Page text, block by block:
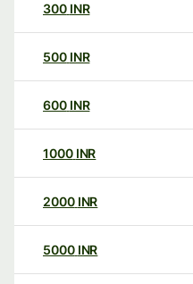
300 INR
500 INR
600 INR
1000 INR
2000 INR
5000 INR